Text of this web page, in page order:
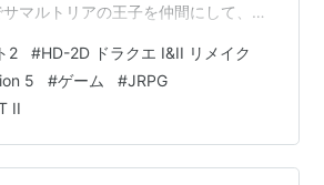
マルトリアの王子を仲間にして、い
何だかんだイベントがあり、なかな
かえません。 現在の状況は… ムーン
シアから旅立ち リリザの町に立ち寄
様に挨拶 サマルトリアの王女に捕ま
に出発（サマルトリ…
2 #HD-2D ドラクエ I&II リメイク
5 #ゲーム #JRPG
II